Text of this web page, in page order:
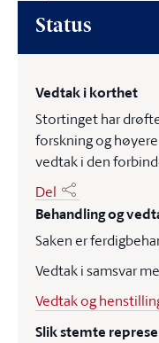
Status
Vedtak i korthet
Stortinget har
forskning og
vedtak i den
Del
Behandling og
Saken er
Vedtak i samsvar
Vedtak og
Slik stemte